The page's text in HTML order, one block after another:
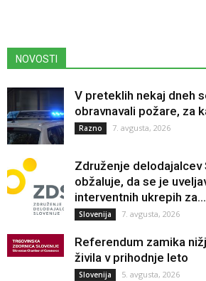
NOVOSTI
V preteklih nekaj dneh
obravnavali požare, za
Razno 7. avgusta, 2026
Združenje delodajalcev
obžaluje, da se je
interventnih ukrepih za...
Slovenija 7. avgusta, 2026
Referendum zamika
živila v prihodnje leto
Slovenija 5. avgusta, 2026